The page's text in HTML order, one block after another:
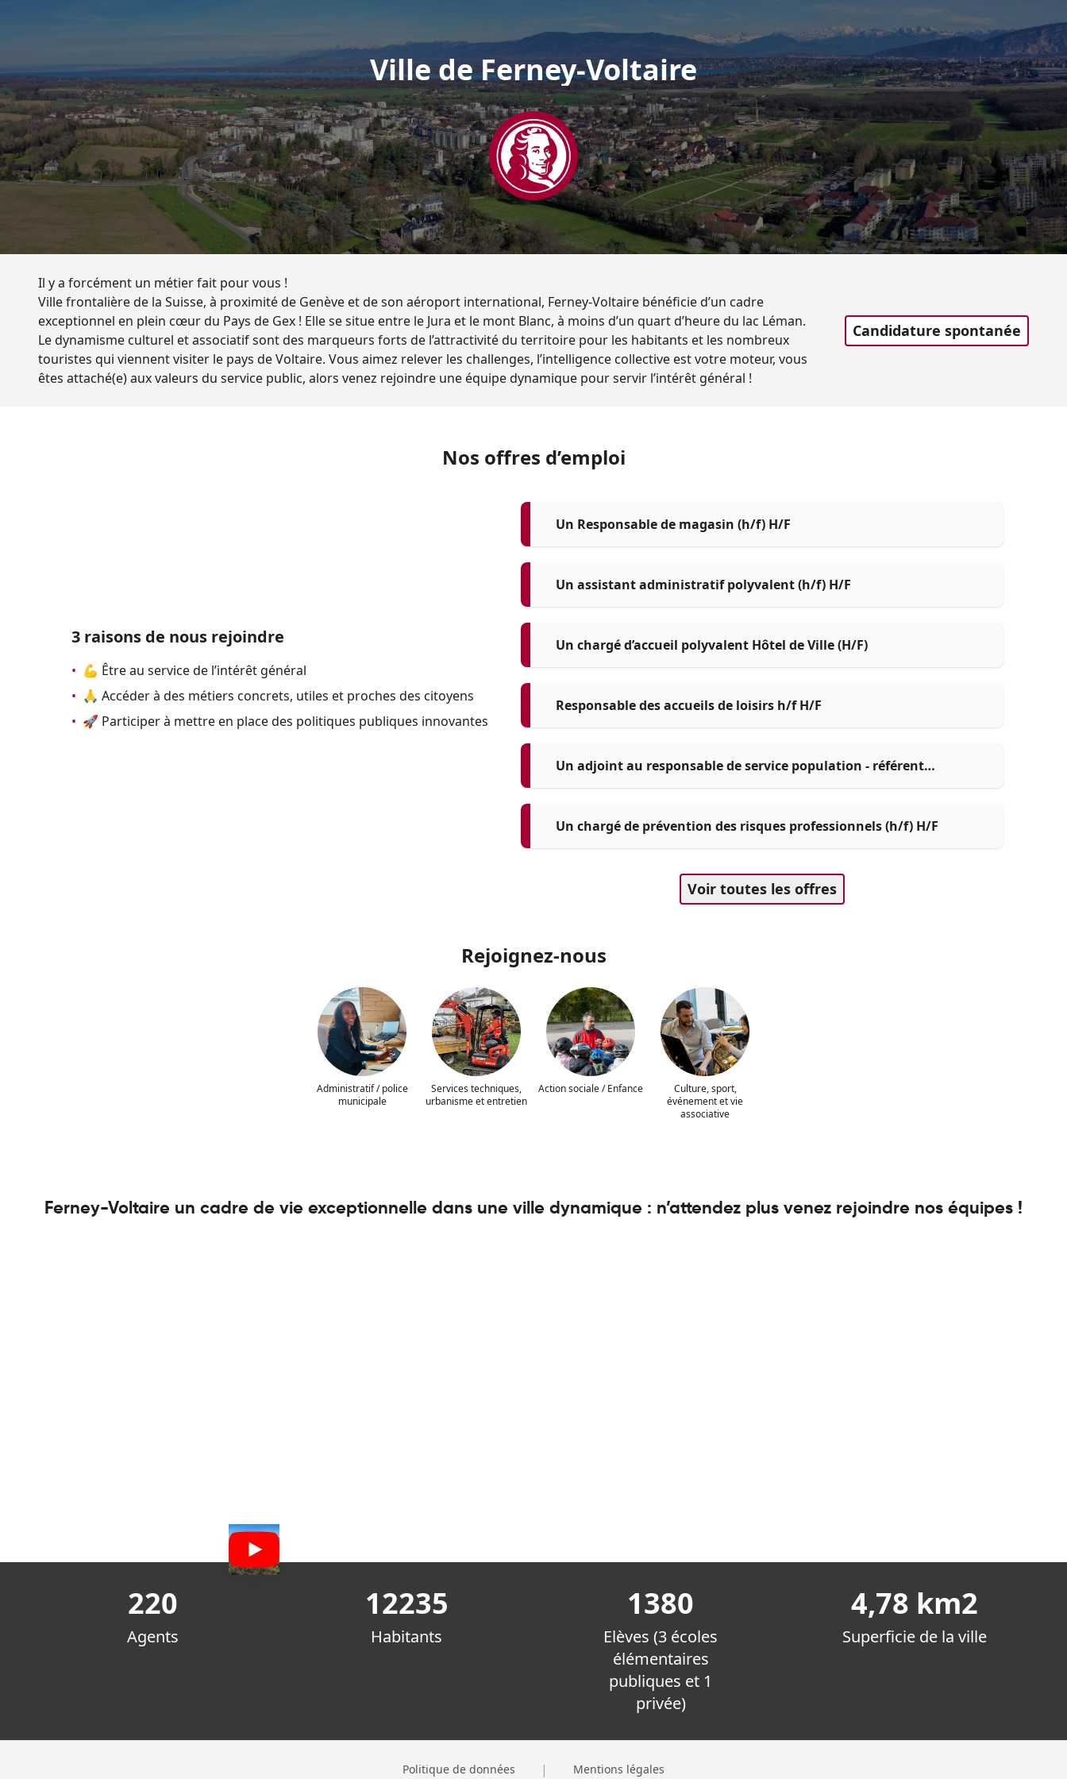
Ville de Ferney-Voltaire
Il y a forcément un métier fait pour vous !
Ville frontalière de la Suisse, à proximité de Genève et de son aéroport international, Ferney‑Voltaire bénéficie d’un cadre
exceptionnel en plein cœur du Pays de Gex ! Elle se situe entre le Jura et le mont Blanc, à moins d’un quart d’heure du lac Léman.
Le dynamisme culturel et associatif sont des marqueurs forts de l’attractivité du territoire pour les habitants et les nombreux
touristes qui viennent visiter le pays de Voltaire. Vous aimez relever les challenges, l’intelligence collective est votre moteur, vous
êtes attaché(e) aux valeurs du service public, alors venez rejoindre une équipe dynamique pour servir l’intérêt général !
Candidature spontanée
Nos offres d’emploi
3 raisons de nous rejoindre
• 💪 Être au service de l’intérêt général
• 🙏 Accéder à des métiers concrets, utiles et proches des citoyens
• 🚀 Participer à mettre en place des politiques publiques innovantes
Un Responsable de magasin (h/f) H/F
Un assistant administratif polyvalent (h/f) H/F
Un chargé d’accueil polyvalent Hôtel de Ville (H/F)
Responsable des accueils de loisirs h/f H/F
Un adjoint au responsable de service population - référent
Un chargé de prévention des risques professionnels (h/f) H/F
Voir toutes les offres
Rejoignez-nous
Administratif / police
municipale
Services techniques,
urbanisme et entretien
Action sociale / Enfance
Culture, sport,
événement et vie
associative
Ferney-Voltaire un cadre de vie exceptionnelle dans une ville dynamique : n’attendez plus venez rejoindre nos équipes !
220
Agents
12235
Habitants
1380
Elèves (3 écoles
élémentaires
publiques et 1
privée)
4,78 km2
Superficie de la ville
Politique de données | Mentions légales